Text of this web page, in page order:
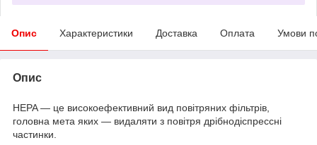
Опис Характеристики Доставка Оплата Умови
Опис
HEPA — це високоефективний вид повітряних фільтрів,
головна мета яких — видаляти з повітря дрібнодіспрессні
частинки.